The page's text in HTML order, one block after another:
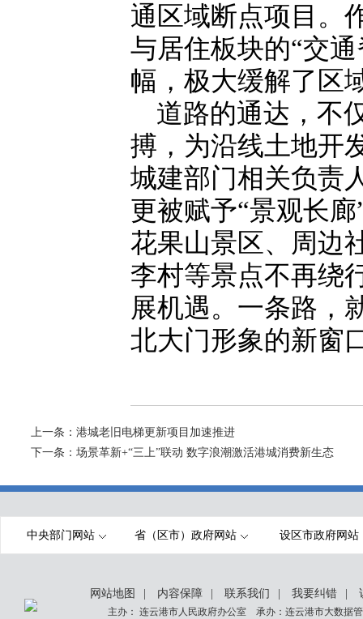
通区域断点项目。
与居住板块的“交
幅，极大缓解了区
道路的通达，不
搏，为沿线土地开
城建部门相关负责
更被赋予“景观长
花果山景区、周边
李村等景点不再绕
展机遇。一条路，
北大门形象的新窗
上一条： 港城老旧电梯更新项目加速推进
下一条： 场景革新+“三上”联动 数字浪潮激活港城消费新生态
中央部门网站 省（区市）政府网站 设区市政府网站
网站地图 内容保障 联系我们 我要纠错
主办： 连云港市人民政府办公室 承办：连云港市大数据